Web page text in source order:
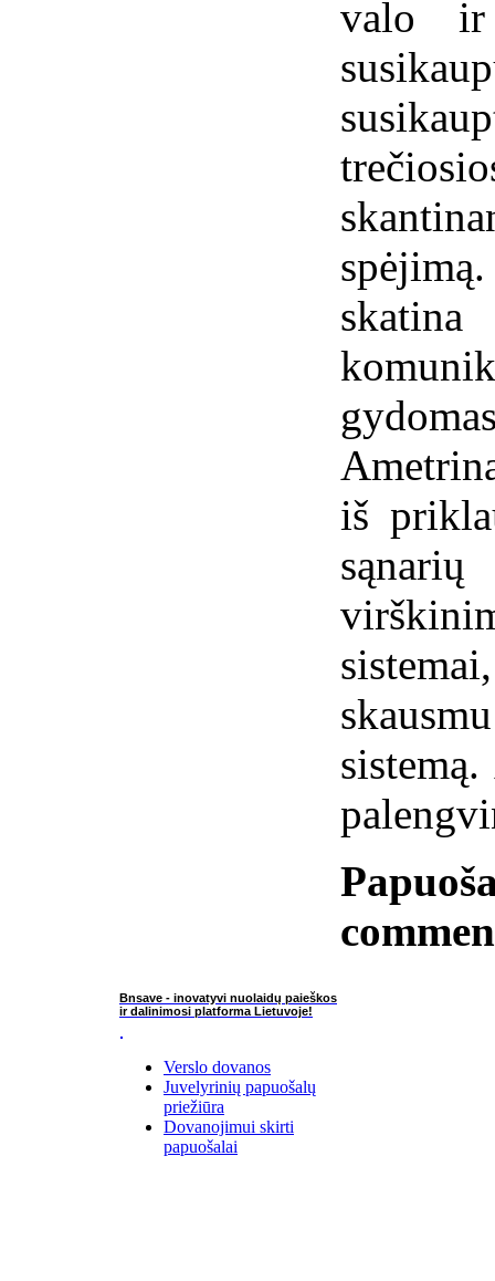
valo ir
iš
Bnsave - inovatyvi nuolaidų paieškos
ir dalinimosi platforma Lietuvoje!
Verslo dovanos
Juvelyrinių papuošalų
priežiūra
Dovanojimui skirti
papuošalai